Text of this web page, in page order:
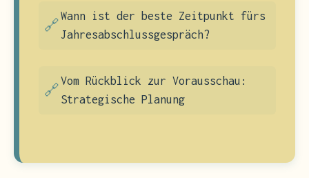
Wann ist der beste Zeitpunkt fürs
Jahresabschlussgespräch?
Vom Rückblick zur Vorausschau:
Strategische Planung